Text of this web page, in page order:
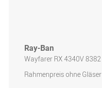
Ray-Ban
Wayfarer RX 4340V 8382
Rahmenpreis ohne Gläser